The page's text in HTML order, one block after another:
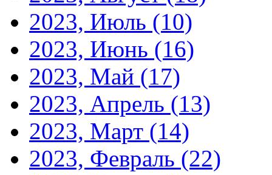
2023, Июль (10)
2023, Июнь (16)
2023, Май (17)
2023, Апрель (13)
2023, Март (14)
2023, Февраль (22)